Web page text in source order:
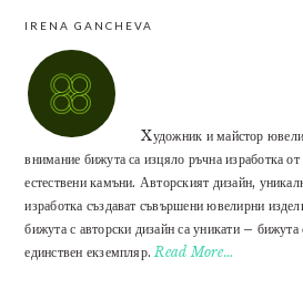
IRENA GANCHEVA
Xудожник и майстор
внимание бижута са изцяло ръчна изработка
естествени камъни. Авторският дизайн,
изработка създават съвършени ювелирни
бижута с авторски дизайн са уникати – бижута
единствен екземпляр.Read More…